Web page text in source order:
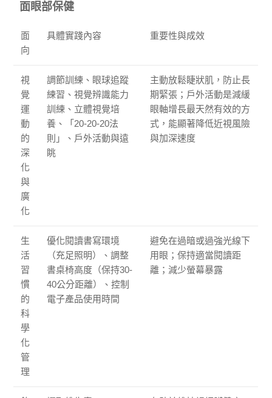
面眼部保健
面
向
具體實踐內容 重要性與成效
視
覺
運
動
的
深
化
與
廣
化
調節訓練、眼球追蹤
練習、視覺辨識能力
訓練、立體視覺培
養、「20-20-20法
則」、戶外活動與遠
眺
主動放鬆睫狀肌，防止長
期緊張；戶外活動是減緩
眼軸增長最天然有效的方
式，能顯著降低近視風險
與加深速度
生
活
習
慣
的
科
學
化
管
理
優化閱讀書寫環境
（充足照明）、調整
書桌椅高度（保持30-
40公分距離）、控制
電子產品使用時間
避免在過暗或過強光線下
用眼；保持適當閱讀距
離；減少螢幕暴露